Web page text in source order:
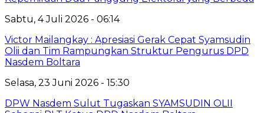
Sabtu, 4 Juli 2026 - 06:14
Victor Mailangkay : Apresiasi Gerak Cepat Syamsudin
Olii dan Tim Rampungkan Struktur Pengurus DPD
Nasdem Boltara
Selasa, 23 Juni 2026 - 15:30
DPW Nasdem Sulut Tugaskan SYAMSUDIN OLII